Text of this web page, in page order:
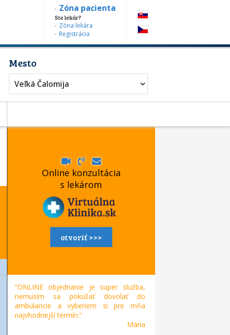
Zóna pacienta
Ste lekár?
Zóna lekára
Registrácia
Mesto
Veľká Čalomija
Online konzultácia
s lekárom
otvoriť >>>
“ONLINE objednanie je super služba,
nemusím sa pokúšať dovolať do
ambulancie a vyberiem si pre mňa
najvhodnejší termín.“
Mária